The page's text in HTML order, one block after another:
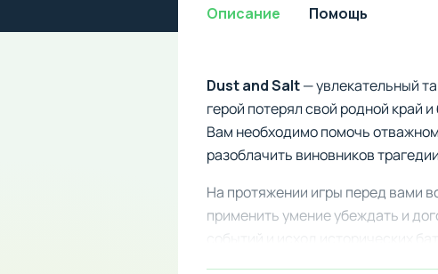
Описание Помощь
Dust and Salt— увлекательный
герой потерял свой родной край
Вам необходимо помочь
разоблачить виновников
На протяжении игры перед вами
применить умение убеждать и